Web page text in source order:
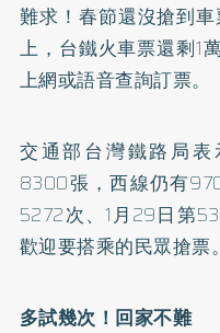
難求！春節還沒搶到
上，台鐵火車票還剩1
上網或語音查詢訂票。
交通部台灣鐵路局
8300張，西線仍有
5272次、1月29日第
歡迎要搭乘的民眾搶票。
多試幾次！回家不難